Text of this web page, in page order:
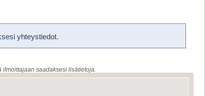
yhteystiedot.
ilmoittajaan saadaksesi lisätietoja.